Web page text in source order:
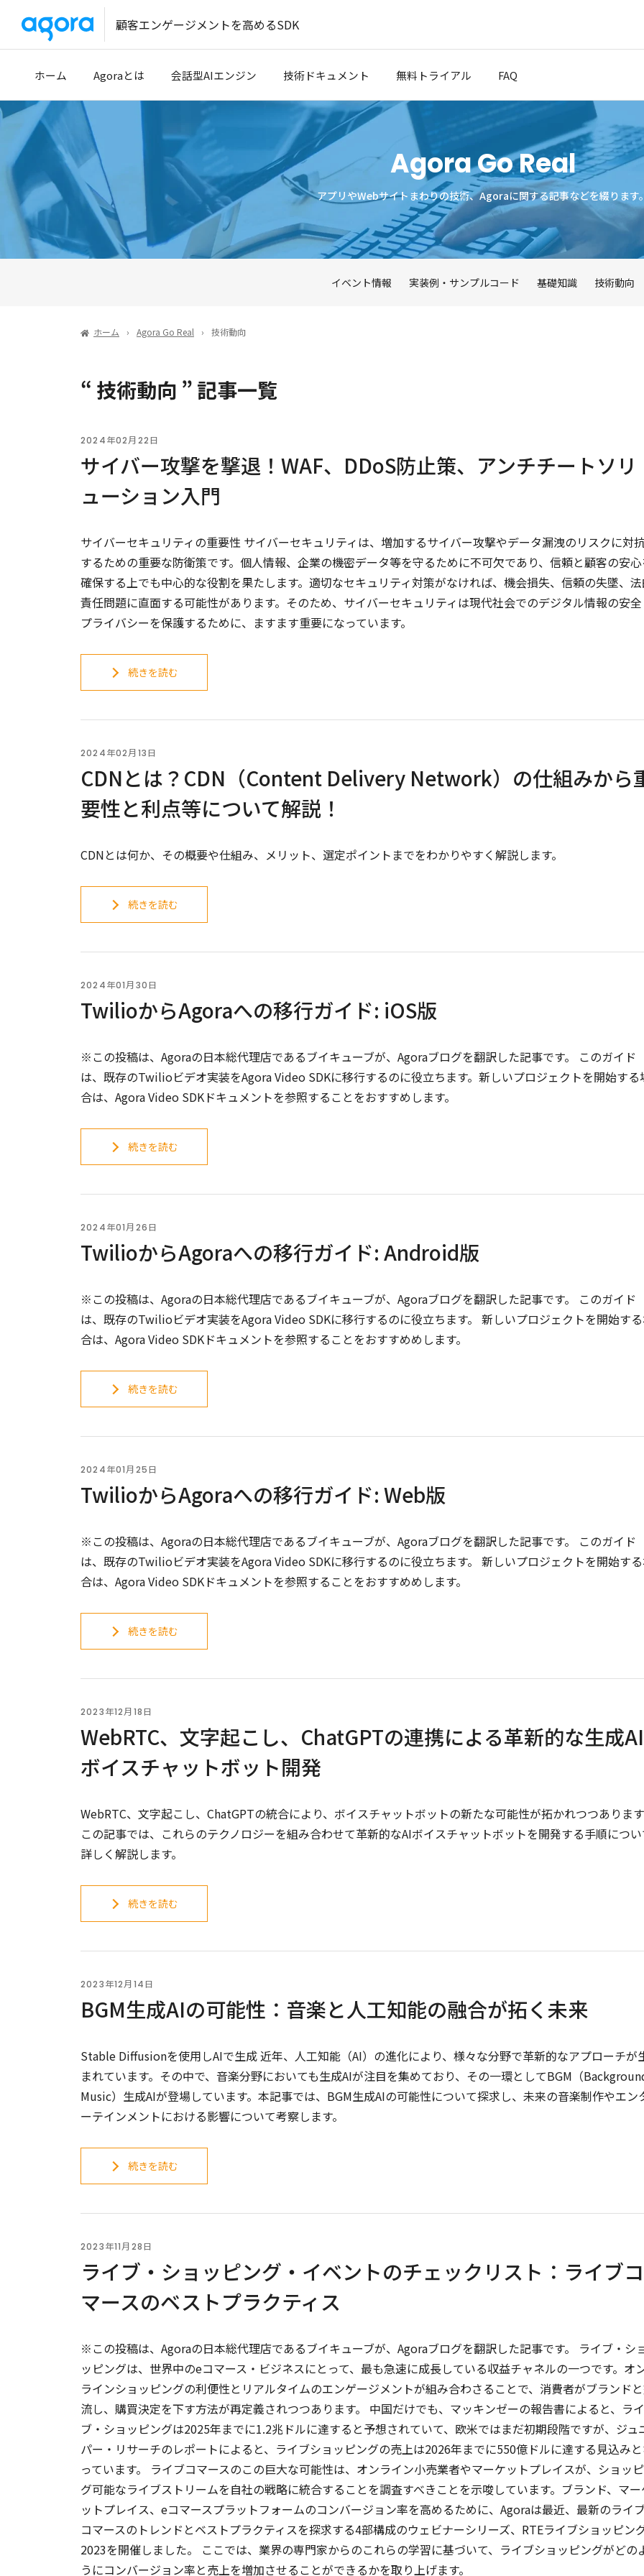
顧客エンゲージメントを高めるSDK
ホーム Agoraとは
導入事例
開発パートナー
会話型AIエンジン 技術ドキュメント
クイックスタート
開発者ブログ
技術サポート
Tencent Cloud
無料トライアル FAQ
Agora Go Real
アプリやWebサイトまわりの技術、Agoraに関する記事などを綴ります
イベント情報 実装例・サンプルコード 基礎知識 技術動向
ホーム Agora Go Real 技術動向
“ 技術動向 ” 記事一覧
2024年02月22日
サイバー攻撃を撃退！WAF、DDoS防止策、アンチチートソリ
ューション入門
サイバーセキュリティの重要性 サイバーセキュリティは、増加するサイバー攻撃やデータ漏洩のリスクに対
するための重要な防衛策です。個人情報、企業の機密データ等を守るために不可欠であり、信頼と顧客の安
確保する上でも中心的な役割を果たします。適切なセキュリティ対策がなければ、機会損失、信頼の失墜、
責任問題に直面する可能性があります。そのため、サイバーセキュリティは現代社会でのデジタル情報の安
プライバシーを保護するために、ますます重要になっています。
続きを読む
2024年02月13日
CDNとは？CDN（Content Delivery Network）の仕組みから
要性と利点等について解説！
CDNとは何か、その概要や仕組み、メリット、選定ポイントまでをわかりやすく解説します。
続きを読む
2024年01月30日
TwilioからAgoraへの移行ガイド: iOS版
※この投稿は、Agoraの日本総代理店であるブイキューブが、Agoraブログを翻訳した記事です。 このガイド
は、既存のTwilioビデオ実装をAgora Video SDKに移行するのに役立ちます。新しいプロジェクトを開始する
合は、Agora Video SDKドキュメントを参照することをおすすめします。
続きを読む
2024年01月26日
TwilioからAgoraへの移行ガイド: Android版
※この投稿は、Agoraの日本総代理店であるブイキューブが、Agoraブログを翻訳した記事です。 このガイド
は、既存のTwilioビデオ実装をAgora Video SDKに移行するのに役立ちます。 新しいプロジェクトを開始す
合は、Agora Video SDKドキュメントを参照することをおすすめめします。
続きを読む
2024年01月25日
TwilioからAgoraへの移行ガイド: Web版
※この投稿は、Agoraの日本総代理店であるブイキューブが、Agoraブログを翻訳した記事です。 このガイド
は、既存のTwilioビデオ実装をAgora Video SDKに移行するのに役立ちます。 新しいプロジェクトを開始す
合は、Agora Video SDKドキュメントを参照することをおすすめめします。
続きを読む
2023年12月18日
WebRTC、文字起こし、ChatGPTの連携による革新的な生成AI
ボイスチャットボット開発
WebRTC、文字起こし、ChatGPTの統合により、ボイスチャットボットの新たな可能性が拓かれつつありま
この記事では、これらのテクノロジーを組み合わせて革新的なAIボイスチャットボットを開発する手順につ
詳しく解説します。
続きを読む
2023年12月14日
BGM生成AIの可能性：音楽と人工知能の融合が拓く未来
Stable Diffusionを使用しAIで生成 近年、人工知能（AI）の進化により、様々な分野で革新的なアプローチが
まれています。その中で、音楽分野においても生成AIが注目を集めており、その一環としてBGM（
Music）生成AIが登場しています。本記事では、BGM生成AIの可能性について探求し、未来の音楽制作やエン
ーテインメントにおける影響について考察します。
続きを読む
2023年11月28日
ライブ・ショッピング・イベントのチェックリスト：ライブコ
マースのベストプラクティス
※この投稿は、Agoraの日本総代理店であるブイキューブが、Agoraブログを翻訳した記事です。 ライブ・シ
ッピングは、世界中のeコマース・ビジネスにとって、最も急速に成長している収益チャネルの一つです。オ
ラインショッピングの利便性とリアルタイムのエンゲージメントが組み合わさることで、消費者がブランド
流し、購買決定を下す方法が再定義されつつあります。 中国だけでも、マッキンゼーの報告書によると、ライ
ブ・ショッピングは2025年までに1.2兆ドルに達すると予想されていて、欧米ではまだ初期段階ですが、ジュ
パー・リサーチのレポートによると、ライブショッピングの売上は2026年までに550億ドルに達する見込み
っています。 ライブコマースのこの巨大な可能性は、オンライン小売業者やマーケットプレイスが、ショッ
グ可能なライブストリームを自社の戦略に統合することを調査すべきことを示唆しています。ブランド、マ
ットプレイス、eコマースプラットフォームのコンバージョン率を高めるために、Agoraは最近、最新のライ
コマースのトレンドとベストプラクティスを探求する4部構成のウェビナーシリーズ、RTEライブショッピン
2023を開催しました。 ここでは、業界の専門家からのこれらの学習に基づいて、ライブショッピングがどの
うにコンバージョン率と売上を増加させることができるかを取り上げます。